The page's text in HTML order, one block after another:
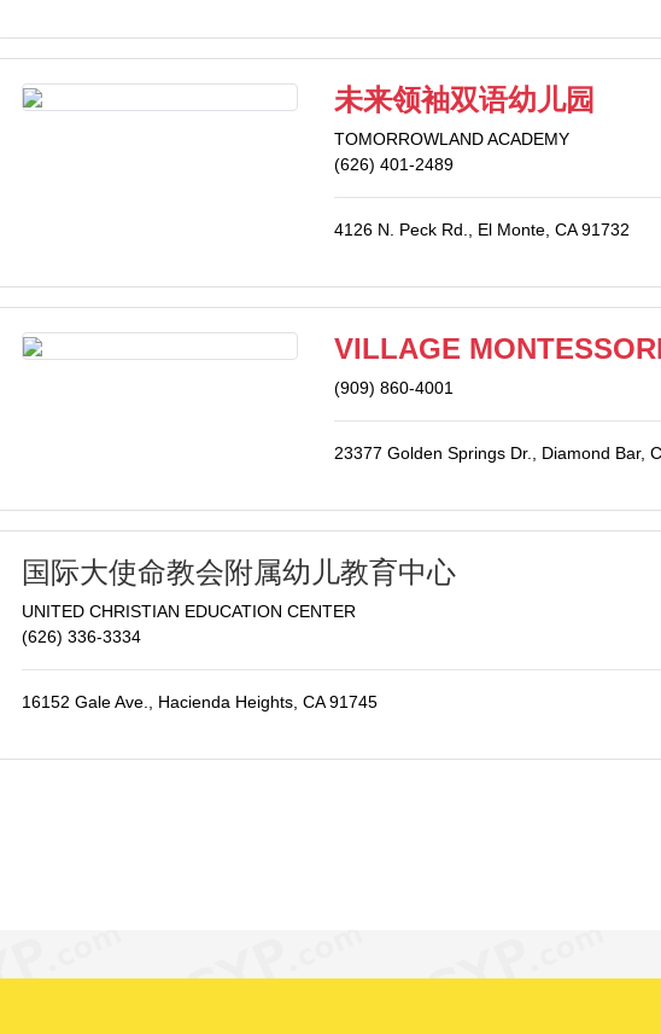
未来领袖双语幼儿园
TOMORROWLAND ACADEMY
(626) 401-2489
4126 N. Peck Rd., El Monte, CA 91732
VILLAGE
(909) 860-4001
23377 Golden Springs Dr., Diamond Bar,
国际大使命教会附属幼儿教育中心
UNITED CHRISTIAN EDUCATION CENTER
(626) 336-3334
16152 Gale Ave., Hacienda Heights, CA 91745